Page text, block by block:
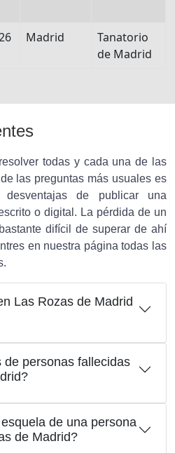
Madrid
Tanatorio
de Madrid
todas y cada una de las
las preguntas más usuales es
de publicar una
o digital. La pérdida de un
difícil de superar de ahí
en nuestra página todas las
Las Rozas de Madrid
personas fallecidas
de una persona
de Madrid?